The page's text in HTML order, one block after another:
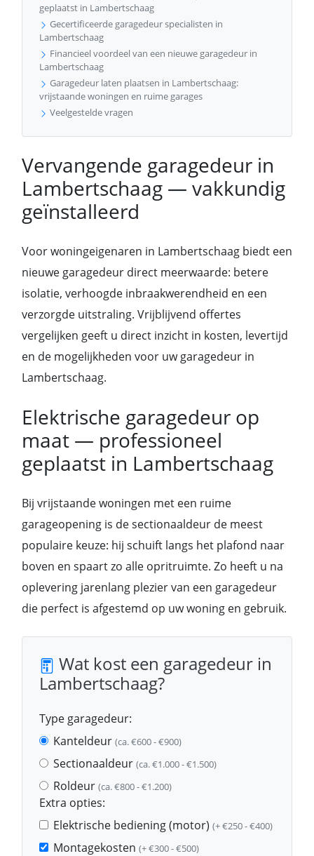
geplaatst in Lambertschaag
Gecertificeerde garagedeur specialisten in
Lambertschaag
Financieel voordeel van een nieuwe garagedeur in
Lambertschaag
Garagedeur laten plaatsen in Lambertschaag:
vrijstaande woningen en ruime garages
Veelgestelde vragen
Vervangende garagedeur in
Lambertschaag — vakkundig
geïnstalleerd
Voor woningeigenaren in Lambertschaag biedt een
nieuwe garagedeur direct meerwaarde: betere
isolatie, verhoogde inbraakwerendheid en een
verzorgde uitstraling. Vrijblijvend offertes
vergelijken geeft u direct inzicht in kosten, levertijd
en de mogelijkheden voor uw garagedeur in
Lambertschaag.
Elektrische garagedeur op
maat — professioneel
geplaatst in Lambertschaag
Bij vrijstaande woningen met een ruime
garageopening is de sectionaaldeur de meest
populaire keuze: hij schuift langs het plafond naar
boven en spaart zo alle opritruimte. Zo heeft u na
oplevering jarenlang plezier van een garagedeur
die perfect is afgestemd op uw woning en gebruik.
Wat kost een garagedeur in
Lambertschaag?
Type garagedeur:
Kanteldeur (ca. €600 - €900)
Sectionaaldeur (ca. €1.000 - €1.500)
Roldeur (ca. €800 - €1.200)
Extra opties:
Elektrische bediening (motor) (+ €250 - €400)
Montagekosten (+ €300 - €500)